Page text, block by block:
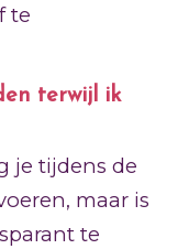
te
terwijl ik
je tijdens de
maar is
te